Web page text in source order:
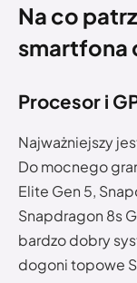
Na co
smartfona
Procesor i
Najważniejszy
Do mocnego
Elite Gen 5,
Snapdragon 8s
bardzo dobry
dogoni topowe